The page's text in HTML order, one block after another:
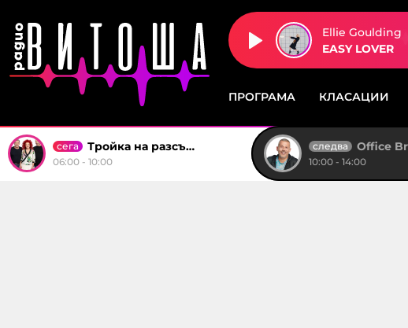
Ellie Goulding
EASY LOVER
ПРОГРАМА КЛАСАЦИИ
сега Тройка на разсъмване
06:00 - 10:00
следва Office
10:00 - 14:00